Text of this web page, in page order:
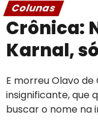
Colunas
Crônica:
Karnal,
E morreu Olavo
insignificante, que
buscar o nome na